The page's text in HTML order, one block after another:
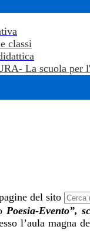
classi
La scuola per
del sito
Poesia-Evento”,
l’aula magna